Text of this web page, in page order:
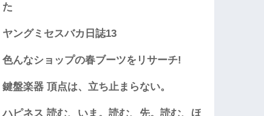
た
ヤングミセスバカ日誌13
色んなショップの春ブーツをリサーチ!
鍵盤楽器 頂点は、立ち止まらない。
ハピネス 読む、いま。読む、先。読む、ほ